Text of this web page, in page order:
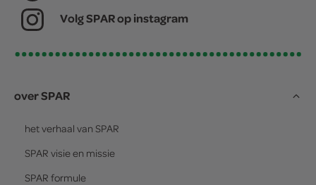
Volg SPAR op instagram
over SPAR
het verhaal van SPAR
SPAR visie en missie
SPAR formule